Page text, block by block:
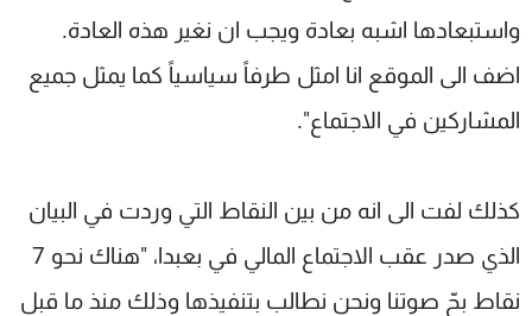
واستبعادها اشبه بعادة ويجب ان نغير هذه العادة.
اضف الى الموقع انا امثل طرفاً سياسياً كما يمثل جميع
المشاركين في الاجتماع".
كذلك لفت الى انه من بين النقاط التي وردت في البيان
الذي صدر عقب الاجتماع المالي في بعبدا، "هناك نحو 7
نقاط بحّ صوتنا ونحن نطالب بتنفيذها وذلك منذ ما قبل